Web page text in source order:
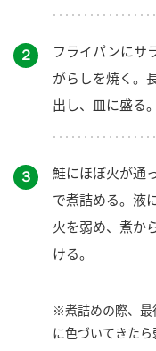
２
フライパンにサ
がらしを焼く。
出し、皿に盛る。
３
鮭にほぼ火が通
で煮詰める。液
火を弱め、煮か
ける。
※煮詰めの際、最
に色づいてきたら